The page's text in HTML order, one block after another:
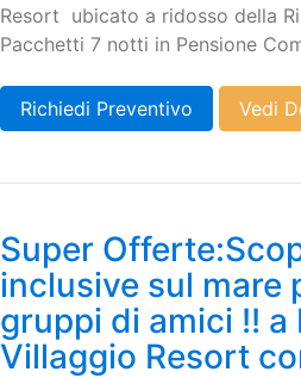
Resort ubicato a ridosso della
Pacchetti 7 notti in Pensione
Richiedi Preventivo Vedi
Super
inclusive sul mare
gruppi di amici !! a
Villaggio Resort